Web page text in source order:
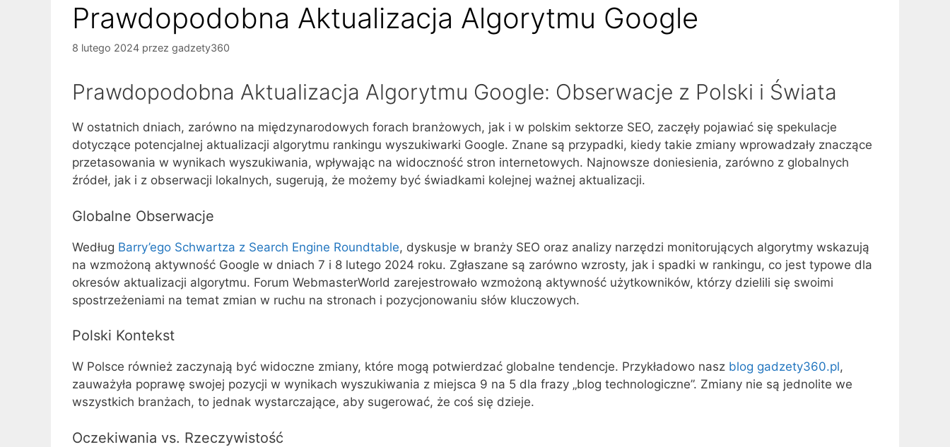
Prawdopodobna Aktualizacja Algorytmu Google
8 lutego 2024 przez gadzety360
Prawdopodobna Aktualizacja Algorytmu Google: Obserwacje z Polski i Świata
W ostatnich dniach, zarówno na międzynarodowych forach branżowych, jak i w polskim sektorze SEO, zaczęły pojawiać się spekulacje
dotyczące potencjalnej aktualizacji algorytmu rankingu wyszukiwarki Google. Znane są przypadki, kiedy takie zmiany wprowadzały znaczące
przetasowania w wynikach wyszukiwania, wpływając na widoczność stron internetowych. Najnowsze doniesienia, zarówno z globalnych
źródeł, jak i z obserwacji lokalnych, sugerują, że możemy być świadkami kolejnej ważnej aktualizacji.
Globalne Obserwacje
Według Barry’ego Schwartza z Search Engine Roundtable, dyskusje w branży SEO oraz analizy narzędzi monitorujących algorytmy wskazują
na wzmożoną aktywność Google w dniach 7 i 8 lutego 2024 roku. Zgłaszane są zarówno wzrosty, jak i spadki w rankingu, co jest typowe dla
okresów aktualizacji algorytmu. Forum WebmasterWorld zarejestrowało wzmożoną aktywność użytkowników, którzy dzielili się swoimi
spostrzeżeniami na temat zmian w ruchu na stronach i pozycjonowaniu słów kluczowych.
Polski Kontekst
W Polsce również zaczynają być widoczne zmiany, które mogą potwierdzać globalne tendencje. Przykładowo nasz blog gadzety360.pl,
zauważyła poprawę swojej pozycji w wynikach wyszukiwania z miejsca 9 na 5 dla frazy „blog technologiczne”. Zmiany nie są jednolite we
wszystkich branżach, to jednak wystarczające, aby sugerować, że coś się dzieje.
Oczekiwania vs. Rzeczywistość